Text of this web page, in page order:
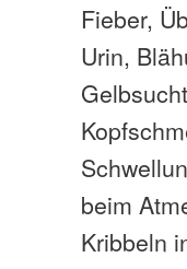
Fieber,
Urin,
beim
Kribbeln